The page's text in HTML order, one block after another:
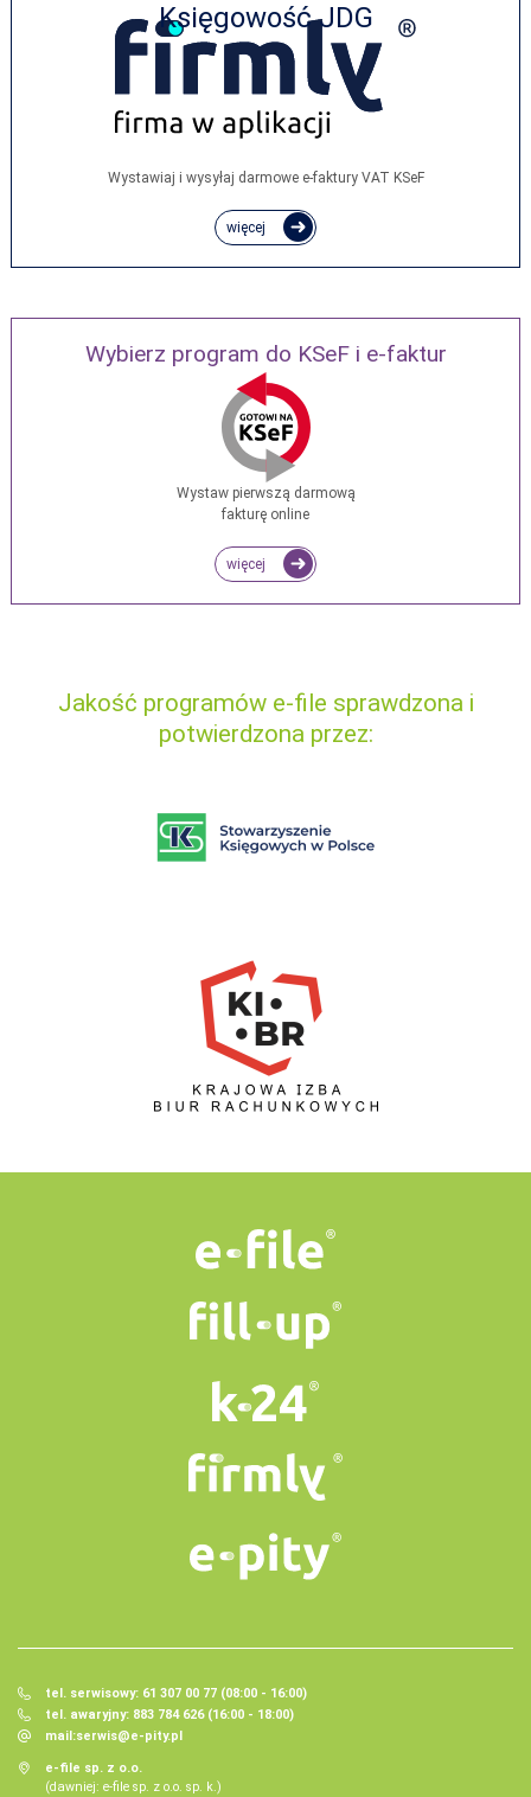
Księgowość JDG
Wystawiaj i wysyłaj darmowe e‑faktury VAT KSeF
więcej
Wybierz program do KSeF i e-faktur
Wystaw pierwszą darmową
fakturę online
więcej
Jakość programów e-file sprawdzona i
potwierdzona przez:
tel. serwisowy: 61 307 00 77 (08:00 - 16:00)
tel. awaryjny: 883 784 626 (16:00 - 18:00)
mail:serwis@e-pity.pl
e-file sp. z o.o.
(dawniej: e-file sp. z o.o. sp. k.)